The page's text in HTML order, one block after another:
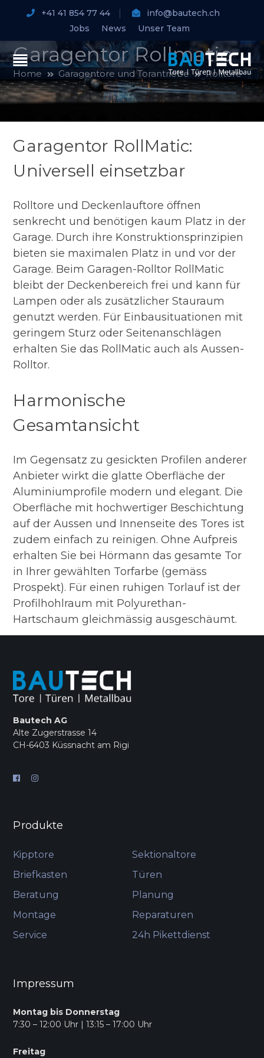
+41 41 854 77 44
info@bautech.ch
Jobs
News Unser Team
Garagentor Rollmatic
Home Garagentore und Torantriebe Rolltore
Garagentor RollMatic:
Universell einsetzbar
Rolltore und Deckenlauftore öffnen
senkrecht und benötigen kaum Platz in der
Garage. Durch ihre Konstruktionsprinzipien
bieten sie maximalen Platz in und vor der
Garage. Beim Garagen-Rolltor RollMatic
bleibt der Deckenbereich frei und kann für
Lampen oder als zusätzlicher Stauraum
genutzt werden. Für Einbausituationen mit
geringem Sturz oder Seitenanschlägen
erhalten Sie das RollMatic auch als Aussen-
Rolltor.
Harmonische
Gesamtansicht
Im Gegensatz zu gesickten Profilen anderer
Anbieter wirkt die glatte Oberfläche der
Aluminiumprofile modern und elegant. Die
Oberfläche mit hochwertiger Beschichtung
auf der Aussen und Innenseite des Tores ist
zudem einfach zu reinigen. Ohne Aufpreis
erhalten Sie bei Hörmann das gesamte Tor
in Ihrer gewählten Torfarbe (gemäss
Prospekt). Für einen ruhigen Torlauf ist der
Profilhohlraum mit Polyurethan-
Hartschaum gleichmässig ausgeschäumt.
Bautech AG
Alte Zugerstrasse 14
CH-6403 Küssnacht am Rigi
Produkte
Kipptore
Sektionaltore
Briefkasten
Türen
Beratung
Planung
Montage
Reparaturen
Service
24h Pikettdienst
Impressum
Montag bis Donnerstag
7:30 – 12:00 Uhr | 13:15 – 17:00 Uhr
Freitag